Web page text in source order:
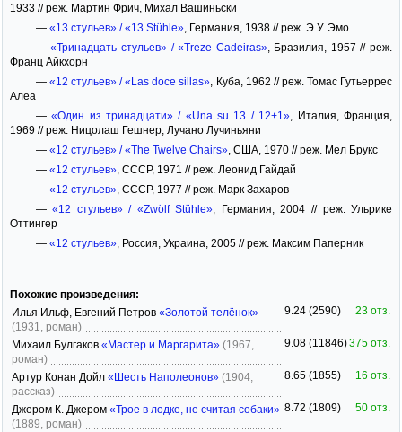
1933 // реж. Мартин Фрич, Михал Вашиньски
— «13 стульев» / «13 Stühle», Германия, 1938 // реж. Э.У. Эмо
—«Тринадцать стульев» / «Treze Cadeiras», Бразилия, 1957 // реж.
Франц Айкхорн
— «12 стульев» / «Las doce sillas» , Куба, 1962 // реж. Томас Гутьеррес
Алеа
—«Один из тринадцати» / «Una su 13 / 12+1» , Италия, Франция,
1969 // реж. Ницолаш Гешнер, Лучано Лучиньяни
— «12 стульев» / «The Twelve Chairs», США, 1970 // реж. Мел Брукс
— «12 стульев», СССР, 1971 // реж. Леонид Гайдай
— «12 стульев», СССР, 1977 // реж. Марк Захаров
—«12 стульев» / «Zwölf Stühle» , Германия, 2004 // реж. Ульрике
Оттингер
— «12 стульев», Россия, Украина, 2005 // реж. Максим Паперник
Похожие произведения:
Илья Ильф, Евгений Петров «Золотой телёнок»
(1931, роман)
9.24 (2590) 23 отз.
Михаил Булгаков «Мастер и Маргарита» (1967,
роман)
9.08 (11846)375 отз.
Артур Конан Дойл «Шесть Наполеонов» (1904,
рассказ)
8.65 (1855) 16 отз.
Джером К. Джером «Трое в лодке, не считая собаки»
(1889, роман)
8.72 (1809) 50 отз.